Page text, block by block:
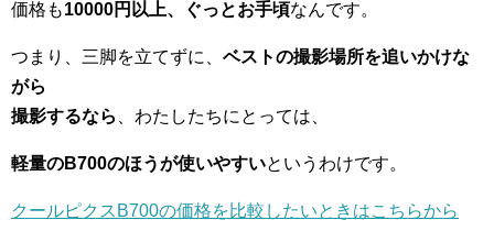
価格も10000円以上、ぐっとお手頃なんです。
つまり、三脚を立てずに、 ベストの撮影場所を追いかけな
がら
撮影するなら
、わたしたちにとっては、
軽量のB700のほうが使いやすいというわけです。
クールピクスB700の価格を比較したいときはこちらから